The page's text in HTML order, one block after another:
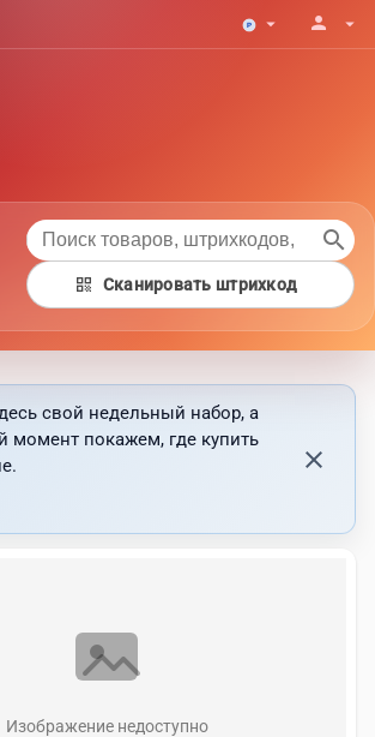
arrow_drop_down person arrow_drop_down
search
qr_code Сканировать штрихкод
свой недельный набор, а
покажем, где купить
close
Изображение недоступно